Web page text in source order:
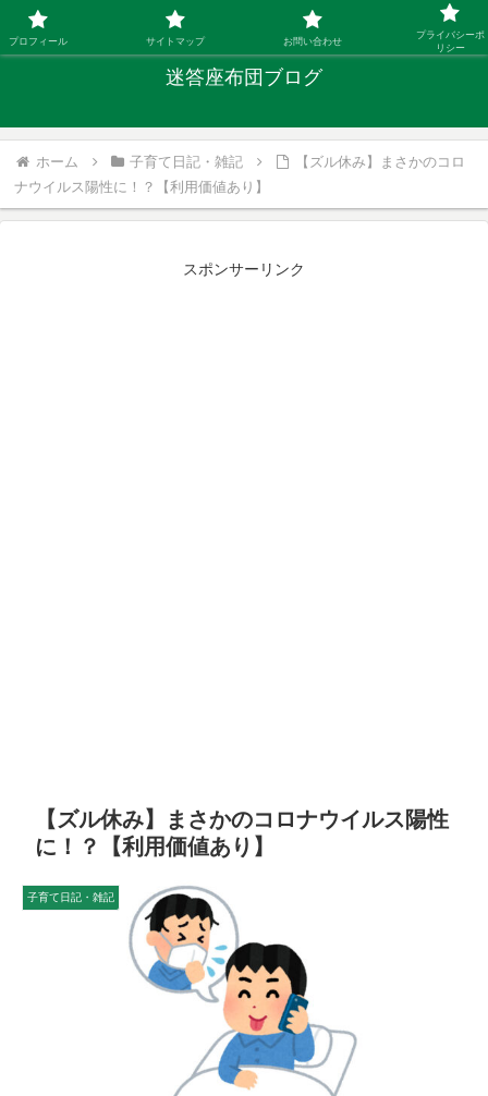
「ひとり親」40代シングルファザーの子育て迷答
迷答座布団ブログ
ホーム 子育て日記・雑記
【ズル休み】まさかのコロ
ナウイルス陽性に！？【利用価値あり】
スポンサーリンク
【ズル休み】まさかのコロナウイルス陽性
に！？【利用価値あり】
子育て日記・雑記
プロフィール サイトマップ お問い合わせ
プライバシーポ
リシー